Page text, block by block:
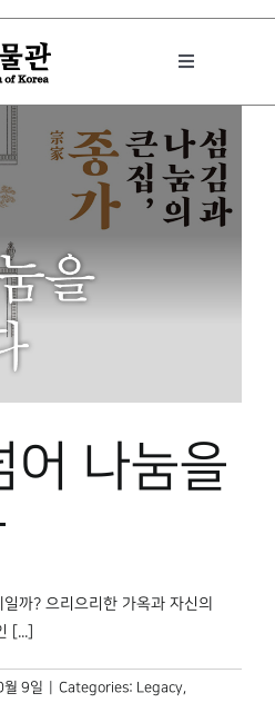
Toggle
어 나눔을
일까? 으리으리한 가옥과 자신의
[...]
9일 Categories: Legacy,